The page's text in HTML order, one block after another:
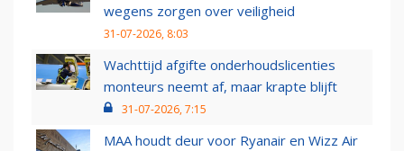
wegens zorgen over veiligheid
31-07-2026, 8:03
Wachttijd afgifte onderhoudslicenties
monteurs neemt af, maar krapte blijft
31-07-2026, 7:15
MAA houdt deur voor Ryanair en Wizz Air